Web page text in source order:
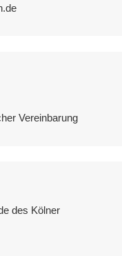
Vereinbarung
des Kölner